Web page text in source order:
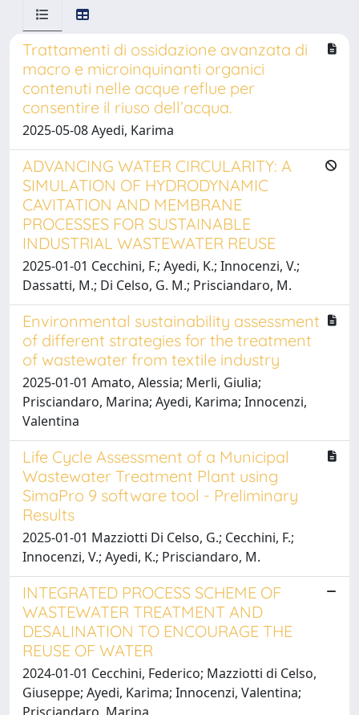
Trattamenti di ossidazione avanzata di
macro e microinquinanti organici
contenuti nelle acque reflue per
consentire il riuso dell’acqua.
2025-05-08 Ayedi, Karima
ADVANCING WATER CIRCULARITY: A
SIMULATION OF HYDRODYNAMIC
CAVITATION AND MEMBRANE
PROCESSES FOR SUSTAINABLE
INDUSTRIAL WASTEWATER REUSE
2025-01-01 Cecchini, F.; Ayedi, K.; Innocenzi, V.;
Dassatti, M.; Di Celso, G. M.; Prisciandaro, M.
Environmental sustainability assessment
of different strategies for the treatment
of wastewater from textile industry
2025-01-01 Amato, Alessia; Merli, Giulia;
Prisciandaro, Marina; Ayedi, Karima; Innocenzi,
Valentina
Life Cycle Assessment of a Municipal
Wastewater Treatment Plant using
SimaPro 9 software tool - Preliminary
Results
2025-01-01 Mazziotti Di Celso, G.; Cecchini, F.;
Innocenzi, V.; Ayedi, K.; Prisciandaro, M.
INTEGRATED PROCESS SCHEME OF
WASTEWATER TREATMENT AND
DESALINATION TO ENCOURAGE THE
REUSE OF WATER
2024-01-01 Cecchini, Federico; Mazziotti di Celso,
Giuseppe; Ayedi, Karima; Innocenzi, Valentina;